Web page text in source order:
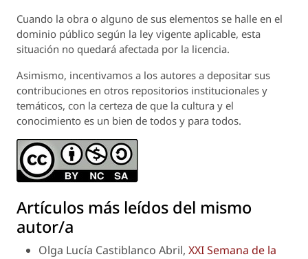
Cuando la obra o alguno de sus elementos se halle en el
dominio público según la ley vigente aplicable, esta
situación no quedará afectada por la licencia.
Asimismo, incentivamos a los autores a depositar sus
contribuciones en otros repositorios institucionales y
temáticos, con la certeza de que la cultura y el
conocimiento es un bien de todos y para todos.
Artículos más leídos del mismo
autor/a
Olga Lucía Castiblanco Abril, XXI Semana de la